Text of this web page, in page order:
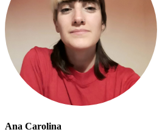
Ana Carolina